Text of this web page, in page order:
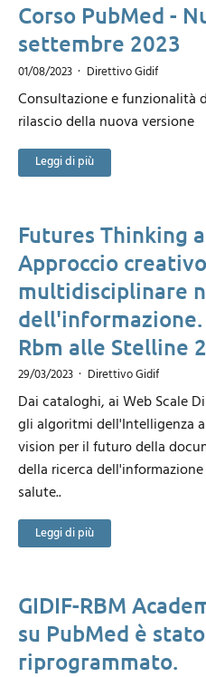
Corso PubMed -
settembre 2023
01/08/2023 Direttivo Gidif
Consultazione e funzionalità
rilascio della nuova versione
Leggi di più
Futures Thinking
Approccio
multidisciplinare
Rbm alle Stelline
29/03/2023 Direttivo Gidif
Dai cataloghi, ai Web Scale
gli algoritmi dell'Intelligenza
vision per il futuro della
della ricerca
salute..
Leggi di più
GIDIF-RBM
su PubMed è
riprogrammato.